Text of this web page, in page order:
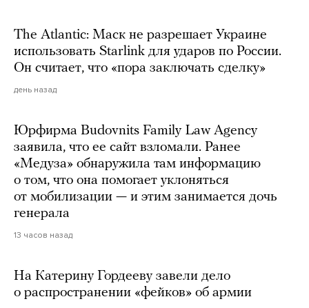
The Atlantic: Маск не разрешает Украине
использовать Starlink для ударов по России.
Он считает, что «пора заключать сделку»
день назад
Юрфирма Budovnits Family Law Agency
заявила, что ее сайт взломали. Ранее
«Медуза» обнаружила там информацию
о том, что она помогает уклоняться
от мобилизации — и этим занимается дочь
генерала
13 часов назад
На Катерину Гордееву завели дело
о распространении «фейков» об армии